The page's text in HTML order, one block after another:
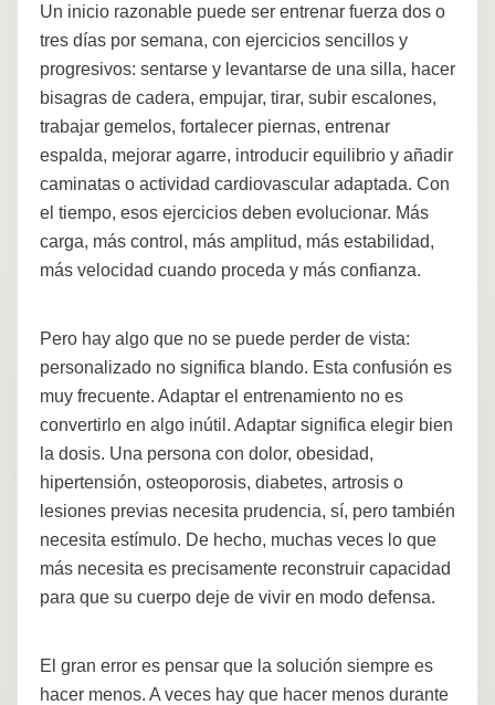
Un inicio razonable puede ser entrenar fuerza dos o
tres días por semana, con ejercicios sencillos y
progresivos: sentarse y levantarse de una silla, hacer
bisagras de cadera, empujar, tirar, subir escalones,
trabajar gemelos, fortalecer piernas, entrenar
espalda, mejorar agarre, introducir equilibrio y añadir
caminatas o actividad cardiovascular adaptada. Con
el tiempo, esos ejercicios deben evolucionar. Más
carga, más control, más amplitud, más estabilidad,
más velocidad cuando proceda y más confianza.
Pero hay algo que no se puede perder de vista:
personalizado no significa blando. Esta confusión es
muy frecuente. Adaptar el entrenamiento no es
convertirlo en algo inútil. Adaptar significa elegir bien
la dosis. Una persona con dolor, obesidad,
hipertensión, osteoporosis, diabetes, artrosis o
lesiones previas necesita prudencia, sí, pero también
necesita estímulo. De hecho, muchas veces lo que
más necesita es precisamente reconstruir capacidad
para que su cuerpo deje de vivir en modo defensa.
El gran error es pensar que la solución siempre es
hacer menos. A veces hay que hacer menos durante